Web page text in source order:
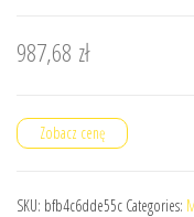
987,68 zł
Zobacz cenę
SKU: bfb4c6dde55c Categories: